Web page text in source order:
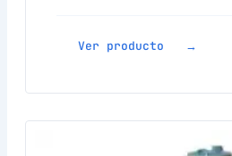
Ver producto →